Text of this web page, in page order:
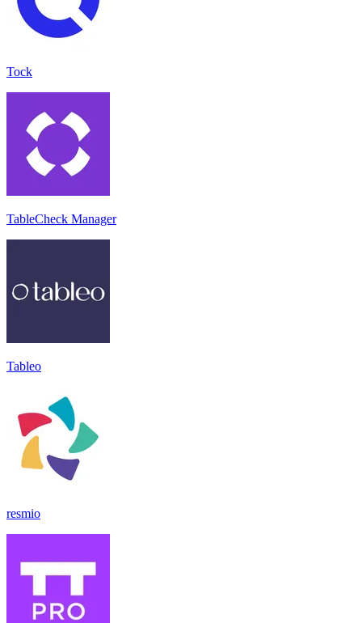
Tock
TableCheck Manager
Tableo
resmio